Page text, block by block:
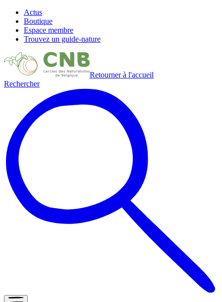
Actus
Boutique
Espace membre
Trouvez un guide-nature
Retourner à l'accueil
Rechercher